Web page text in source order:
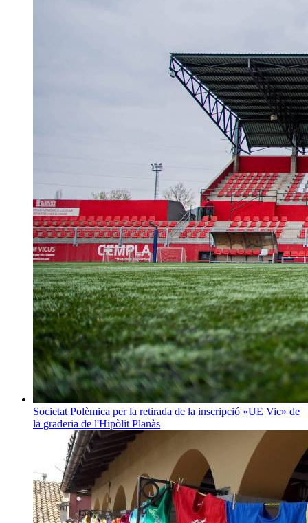
Societat Polèmica per la retirada de la inscripció «UE Vic» de
la graderia de l'Hipòlit Planàs